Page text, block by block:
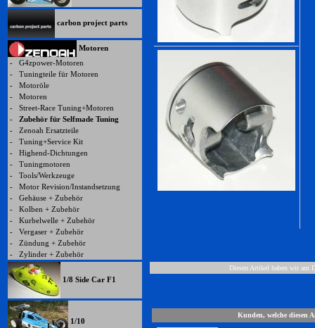
carbon project parts
Motoren
- G4zpower-Motoren
- Tuningteile für Motoren
- Motoröle
- Motoren
- Street-Race Tuning+Motoren
- Zubehör für Selfmade Tuning
- Zenoah Ersatzteile
- Tuning+Service Kit
- Highend-Dichtungen
- Tuningmotoren
- Tools/Werkzeuge
- Motor Revision/Instandsetzung
- Gehäuse + Zubehör
- Kolben + Zubehör
- Kurbelwelle + Zubehör
- Vergaser + Zubehör
- Zündung + Zubehör
- Zylinder + Zubehör
1/8 Side Car F1
1/10
Diesen Artikel haben wir am
Kunden, welche diesen